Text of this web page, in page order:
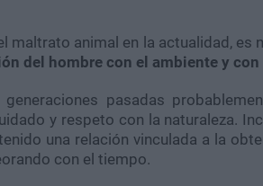
maltrato animal en la actualidad, es
del hombre con el ambiente y
pasadas
y respeto con la naturaleza.
una relación vinculada a la
con el tiempo.